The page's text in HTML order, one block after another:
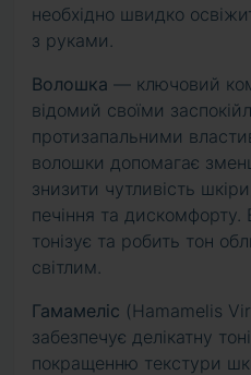
необхідно швидко
з руками.
Волошка — ключовий
відомий своїми
протизапальними
волошки допомагає
знизити чутливість
печіння та дискомфорту.
тонізує та робить тон
світлим.
Гамамеліс (Hamamelis
забезпечує делікатну
покращенню текстури